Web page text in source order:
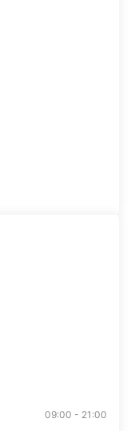
09:00 - 21:00